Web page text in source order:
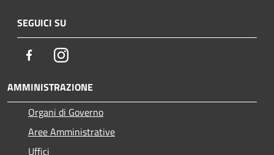
SEGUICI SU
FacebookInstagram
AMMINISTRAZIONE
Organi di Governo
Aree Amministrative
Uffici